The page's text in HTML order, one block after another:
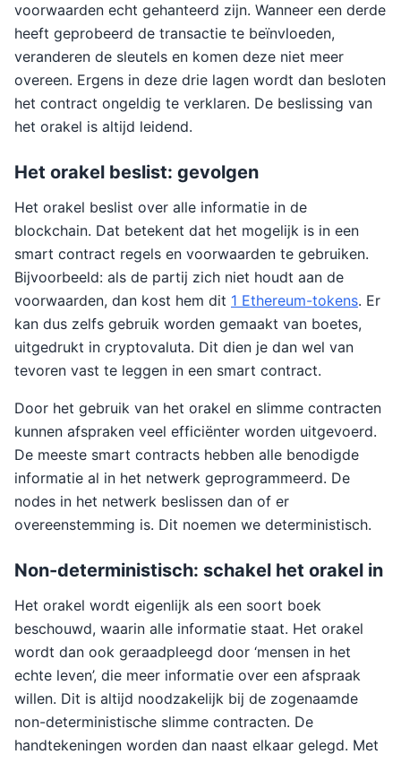
voorwaarden echt gehanteerd zijn. Wanneer een derde
heeft geprobeerd de transactie te beïnvloeden,
veranderen de sleutels en komen deze niet meer
overeen. Ergens in deze drie lagen wordt dan besloten
het contract ongeldig te verklaren. De beslissing van
het orakel is altijd leidend.
Het orakel beslist: gevolgen
Het orakel beslist over alle informatie in de
blockchain. Dat betekent dat het mogelijk is in een
smart contract regels en voorwaarden te gebruiken.
Bijvoorbeeld: als de partij zich niet houdt aan de
voorwaarden, dan kost hem dit 1 Ethereum-tokens. Er
kan dus zelfs gebruik worden gemaakt van boetes,
uitgedrukt in cryptovaluta. Dit dien je dan wel van
tevoren vast te leggen in een smart contract.
Door het gebruik van het orakel en slimme contracten
kunnen afspraken veel efficiënter worden uitgevoerd.
De meeste smart contracts hebben alle benodigde
informatie al in het netwerk geprogrammeerd. De
nodes in het netwerk beslissen dan of er
overeenstemming is. Dit noemen we deterministisch.
Non-deterministisch: schakel het orakel in
Het orakel wordt eigenlijk als een soort boek
beschouwd, waarin alle informatie staat. Het orakel
wordt dan ook geraadpleegd door ‘mensen in het
echte leven’, die meer informatie over een afspraak
willen. Dit is altijd noodzakelijk bij de zogenaamde
non-deterministische slimme contracten. De
handtekeningen worden dan naast elkaar gelegd. Met